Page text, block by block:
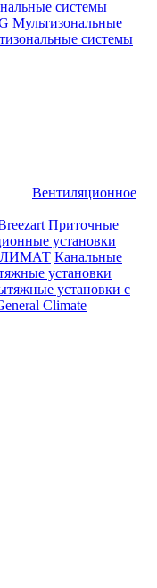
системы
Мультизональные
системы
Вентиляционное
Приточные
установки
Канальные
установки
установки с
Climate